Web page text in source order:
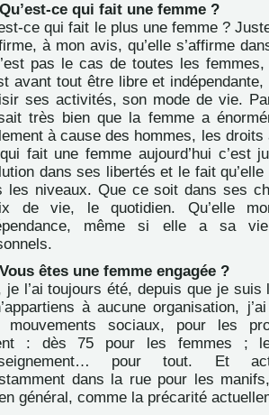
ce qui fait une femme ?
ce qui fait le plus une femme ?
à mon avis, qu’elle s’affirme
pas le cas de toutes les femmes,
avant tout être libre et
ses activités, son mode de vie.
très bien que la femme a
à cause des hommes, les
fait une femme aujourd’hui c’est
dans ses libertés et le fait qu’elle
les niveaux. Que ce soit dans ses
de vie, le quotidien. Qu’elle
même si elle a sa
êtes une femme engagée ?
je l’ai toujours été, depuis que je suis
à aucune organisation,
mouvements sociaux, pour les
: dès 75 pour les femmes ;
pour tout. Et
dans la rue pour les
général, comme la précarité